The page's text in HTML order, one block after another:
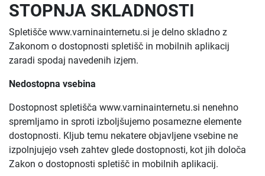
STOPNJA SKLADNOSTI
Spletišče www.varninainternetu.si je delno skladno z
Zakonom o dostopnosti spletišč in mobilnih aplikacij
zaradi spodaj navedenih izjem.
Nedostopna vsebina
Dostopnost spletišča www.varninainternetu.si nenehno
spremljamo in sproti izboljšujemo posamezne elemente
dostopnosti. Kljub temu nekatere objavljene vsebine ne
izpolnjujejo vseh zahtev glede dostopnosti, kot jih določa
Zakon o dostopnosti spletišč in mobilnih aplikacij.